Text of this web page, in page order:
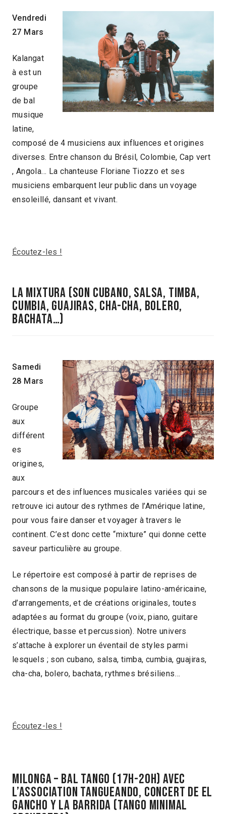
Vendredi
27 Mars
Kalangat
à est un
groupe
de bal
musique
latine,
composé de 4 musiciens aux influences et origines
diverses. Entre chanson du Brésil, Colombie, Cap vert
, Angola… La chanteuse Floriane Tiozzo et ses
musiciens embarquent leur public dans un voyage
ensoleillé, dansant et vivant.
Écoutez-les !
la mixtura (son cubano, salsa, timba,
cumbia, guajiras, cha-cha, bolero,
bachata…)
Samedi
28 Mars
Groupe
aux
différent
es
origines,
aux
parcours et des influences musicales variées qui se
retrouve ici autour des rythmes de l’Amérique latine,
pour vous faire danser et voyager à travers le
continent. C’est donc cette “mixture” qui donne cette
saveur particulière au groupe.
Le répertoire est composé à partir de reprises de
chansons de la musique populaire latino-américaine,
d’arrangements, et de créations originales, toutes
adaptées au format du groupe (voix, piano, guitare
électrique, basse et percussion). Notre univers
s’attache à explorer un éventail de styles parmi
lesquels ; son cubano, salsa, timba, cumbia, guajiras,
cha-cha, bolero, bachata, rythmes brésiliens…
Écoutez-les !
milonga – bal tango (17h-20h) avec
l’association tangueando, concert de el
gancho y la barrida (tango minimal